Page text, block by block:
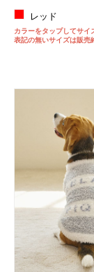
レッド
カラーをタップしてサイ
表記の無いサイズは販売